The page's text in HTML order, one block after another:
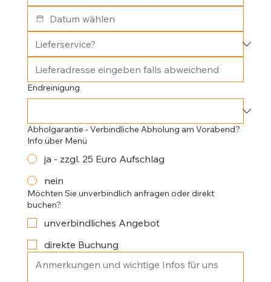
Endreinigung
Abholgarantie - Verbindliche Abholung am Vorabend?
Info über Menü
ja - zzgl. 25 Euro Aufschlag
nein
Möchten Sie unverbindlich anfragen oder direkt
buchen?
unverbindliches Angebot
direkte Buchung